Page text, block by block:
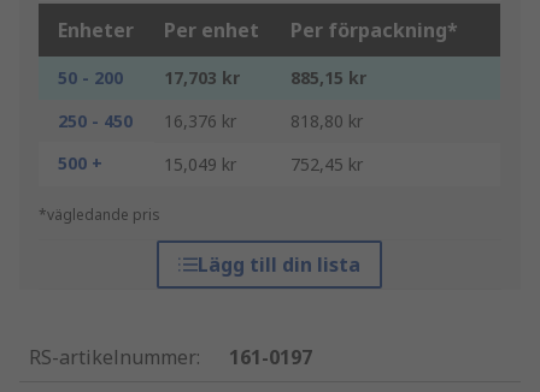
Enheter Per enhet Per förpackning*
50 - 200 17,703 kr
885,15 kr
250 - 450
16,376 kr
818,80 kr
500 +
15,049 kr 752,45 kr
*vägledande pris
Lägg till din lista
RS-artikelnummer:
161-0197